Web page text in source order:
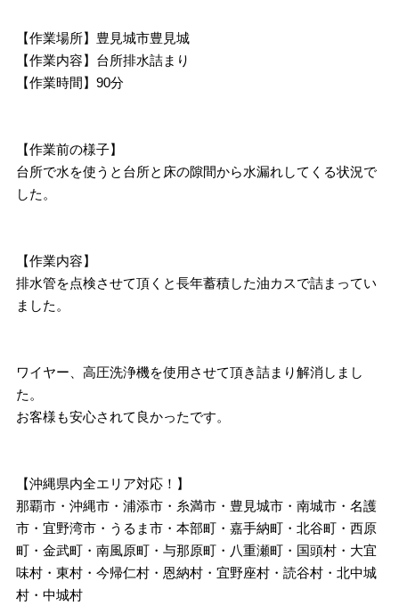
【作業場所】豊見城市豊見城
【作業内容】台所排水詰まり
【作業時間】90分
【作業前の様子】
台所で水を使うと台所と床の隙間から水漏れしてくる状況で
した。
【作業内容】
排水管を点検させて頂くと長年蓄積した油カスで詰まってい
ました。
ワイヤー、高圧洗浄機を使用させて頂き詰まり解消しまし
た。
お客様も安心されて良かったです。
【沖縄県内全エリア対応！】
那覇市・沖縄市・浦添市・糸満市・豊見城市・南城市・名護
市・宜野湾市・うるま市・本部町・嘉手納町・北谷町・西原
町・金武町・南風原町・与那原町・八重瀬町・国頭村・大宜
味村・東村・今帰仁村・恩納村・宜野座村・読谷村・北中城
村・中城村